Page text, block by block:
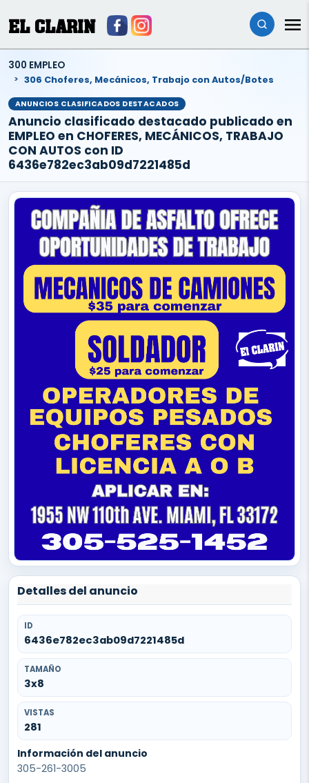
EL CLARIN
300 EMPLEO
306 Choferes, Mecánicos, Trabajo con Autos/Botes
ANUNCIOS CLASIFICADOS DESTACADOS
Anuncio clasificado destacado publicado en
EMPLEO en CHOFERES, MECÁNICOS, TRABAJO
CON AUTOS con ID
6436e782ec3ab09d7221485d
Detalles del anuncio
ID
6436e782ec3ab09d7221485d
TAMAÑO
3x8
VISTAS
281
Información del anuncio
305-261-3005